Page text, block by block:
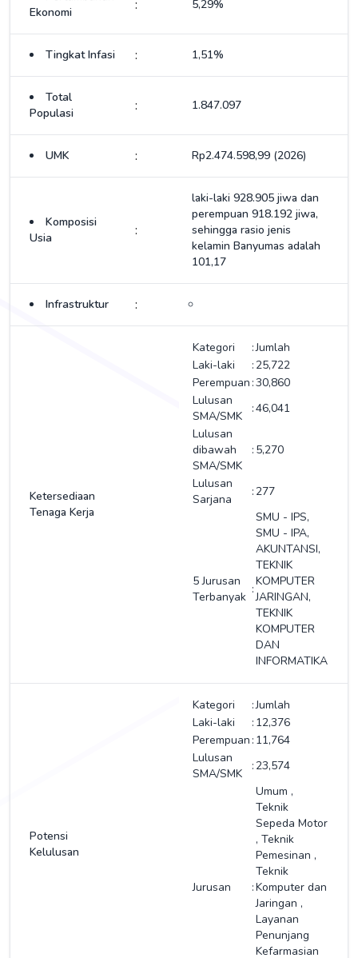
Ekonomi
: 5,29%
Tingkat Infasi : 1,51%
Total
Populasi
: 1.847.097
UMK : Rp2.474.598,99 (2026)
Komposisi
Usia
:
laki-laki 928.905 jiwa dan
perempuan 918.192 jiwa,
sehingga rasio jenis
kelamin Banyumas adalah
101,17
Infrastruktur :
Ketersediaan
Tenaga Kerja
Kategori :Jumlah
Laki-laki
: 25,722
Perempuan :30,860
Lulusan
SMA/SMK
:46,041
Lulusan
dibawah
SMA/SMK
: 5,270
Lulusan
Sarjana
: 277
5 Jurusan
Terbanyak
:
SMU - IPS,
SMU - IPA,
AKUNTANSI,
TEKNIK
KOMPUTER
JARINGAN,
TEKNIK
KOMPUTER
DAN
INFORMATIKA
Potensi
Kelulusan
Kategori :Jumlah
Laki-laki
: 12,376
Perempuan : 11,764
Lulusan
SMA/SMK
: 23,574
Jurusan :
Umum ,
Teknik
Sepeda Motor
, Teknik
Pemesinan ,
Teknik
Komputer dan
Jaringan ,
Layanan
Penunjang
Kefarmasian